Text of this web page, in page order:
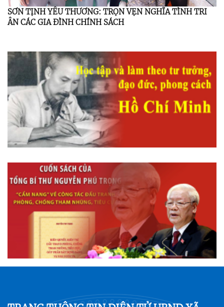
SƠN TỊNH YÊU THƯƠNG: TRỌN VẸN NGHĨA TÌNH TRI
ÂN CÁC GIA ĐÌNH CHÍNH SÁCH